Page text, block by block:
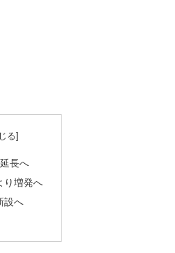
長へ
り増発へ
設へ